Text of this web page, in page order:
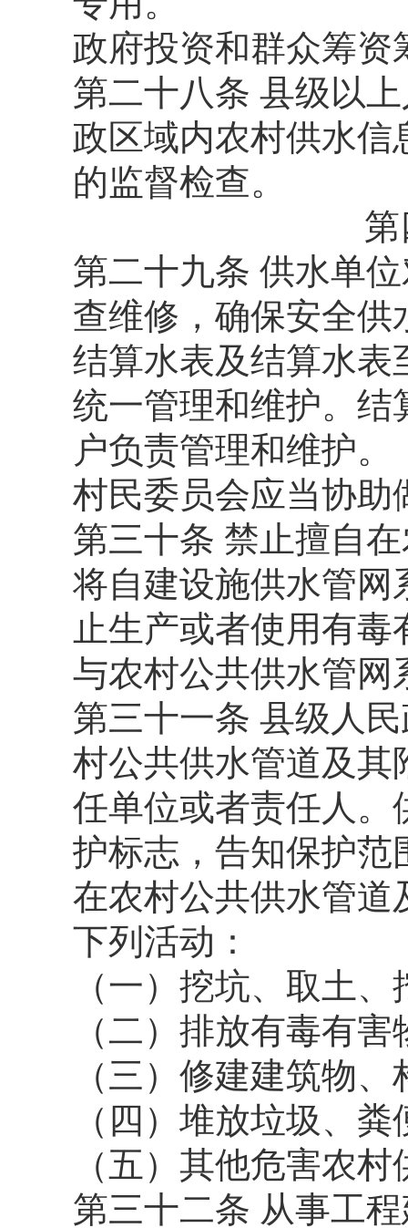
政府投资和群众筹资
第二十八条 县级以
政区域内农村供水
的监督检查。
第二十九条 供水单
查维修，确保安全供
结算水表及结算水表
统一管理和维护。结
户负责管理和维护。
村民委员会应当协助
第三十条 禁止擅自
将自建设施供水管网
止生产或者使用有
与农村公共供水管网
第三十一条 县级人
村公共供水管道及其
任单位或者责任人。
护标志，告知保护范
在农村公共供水管道
下列活动：
（一）挖坑、取土
（二）排放有毒有害
（三）修建建筑物
（四）堆放垃圾、
（五）其他危害农
第三十二条 从事工